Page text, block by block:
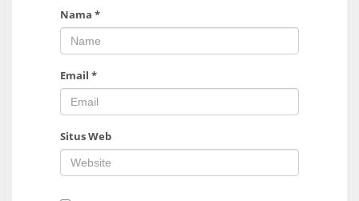
Nama *
Email *
Situs Web